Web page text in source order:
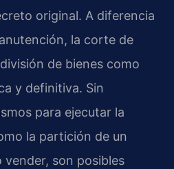
original. A diferencia
la corte de
de bienes como
y definitiva. Sin
para ejecutar la
la partición de un
son posibles